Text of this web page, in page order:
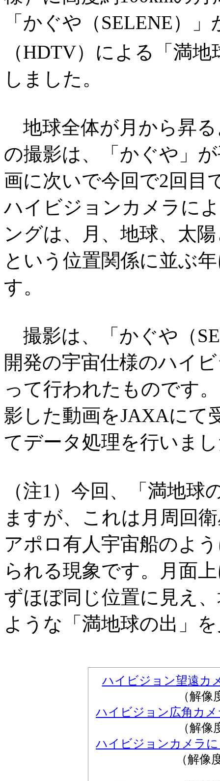
「かぐや（SELENE）
（HDTV）による「満地
しました。
地球全体が月から昇
の撮影は、「かぐや」
画に次いで今回で2回目
ハイビジョンカメラに
ングは、月、地球、太
という位置関係に並ぶ
す。
撮影は、「かぐや（
開発の宇宙仕様のハイ
って行われたものです
影した動画をJAXAにて
てデータ処理を行いま
（注1）今回、「満地
ますが、これは月周回
アポロ有人宇宙船のよ
られる現象です。月面
ずほぼ同じ位置に見え
ような「満地球の出」
ハイビジョン望遠カ
（解像
ハイビジョン広角カ
（解像
ハイビジョンカメラ
（解像